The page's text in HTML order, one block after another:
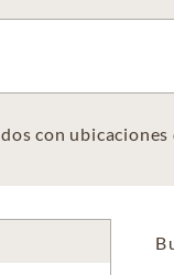
con ubicaciones